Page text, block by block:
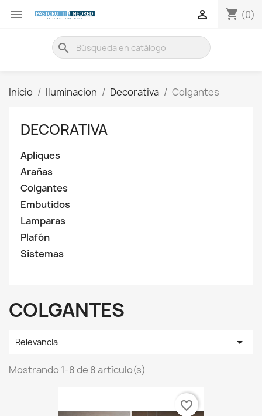
 shopping_cart (0)

search
Inicio Iluminacion Decorativa Colgantes
DECORATIVA
Apliques
Arañas
Colgantes
Embutidos
Lamparas
Plafón
Sistemas
COLGANTES
Relevancia 
Mostrando 1-8 de 8 artículo(s)
favorite_border